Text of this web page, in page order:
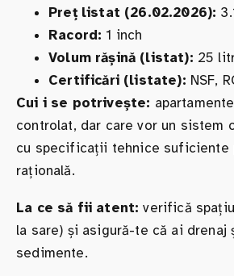
Preț listat (26.02.2026):
Racord: 1 inch
Volum rășină (listat): 25
Certificări (listate): NSF,
Cui i se potrivește:
controlat, dar care vor un sistem
cu specificații tehnice suficiente
rațională.
La ce să fii atent: verifică
la sare) și asigură-te că ai
sedimente.